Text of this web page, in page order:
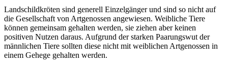
Landschildkröten sind generell Einzelgänger und sind so nicht auf
die Gesellschaft von Artgenossen angewiesen. Weibliche Tiere
können gemeinsam gehalten werden, sie ziehen aber keinen
positiven Nutzen daraus. Aufgrund der starken Paarungswut der
männlichen Tiere sollten diese nicht mit weiblichen Artgenossen in
einem Gehege gehalten werden.